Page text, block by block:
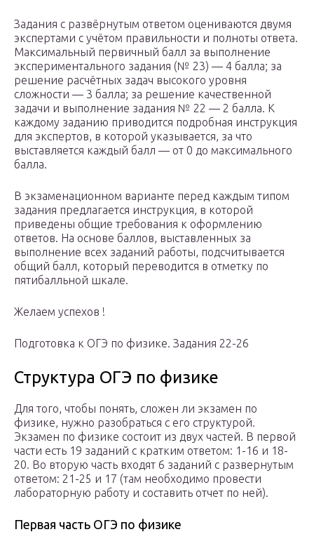
Задания с развёрнутым ответом оцениваются двумя
экспертами с учётом правильности и полноты ответа.
Максимальный первичный балл за выполнение
экспериментального задания (№ 23) — 4 балла; за
решение расчётных задач высокого уровня
сложности — 3 балла; за решение качественной
задачи и выполнение задания № 22 — 2 балла. К
каждому заданию приводится подробная инструкция
для экспертов, в которой указывается, за что
выставляется каждый балл — от 0 до максимального
балла.
В экзаменационном варианте перед каждым типом
задания предлагается инструкция, в которой
приведены общие требования к оформлению
ответов. На основе баллов, выставленных за
выполнение всех заданий работы, подсчитывается
общий балл, который переводится в отметку по
пятибалльной шкале.
Желаем успехов !
Подготовка к ОГЭ по физике. Задания 22-26
Структура ОГЭ по физике
Для того, чтобы понять, сложен ли экзамен по
физике, нужно разобраться с его структурой.
Экзамен по физике состоит из двух частей. В первой
части есть 19 заданий с кратким ответом: 1-16 и 18-
20. Во вторую часть входят 6 заданий с развернутым
ответом: 21-25 и 17 (там необходимо провести
лабораторную работу и составить отчет по ней).
Первая часть ОГЭ по физике